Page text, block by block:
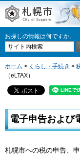
札幌市
お探しの情報は何ですか。
ホーム > くらし・手続き >
（eLTAX）
電子申告および
札幌市への税の申告、